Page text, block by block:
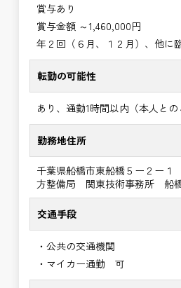
賞与あり
賞与金額 ～1,460,000円
年２回（６月、１２月）、他に
転勤の可能性
あり、通勤1時間以内（本人との
勤務地住所
千葉県船橋市東船橋５ー２ー
方整備局 関東技術事務所 船
交通手段
・公共の交通機関
・マイカー通勤 可